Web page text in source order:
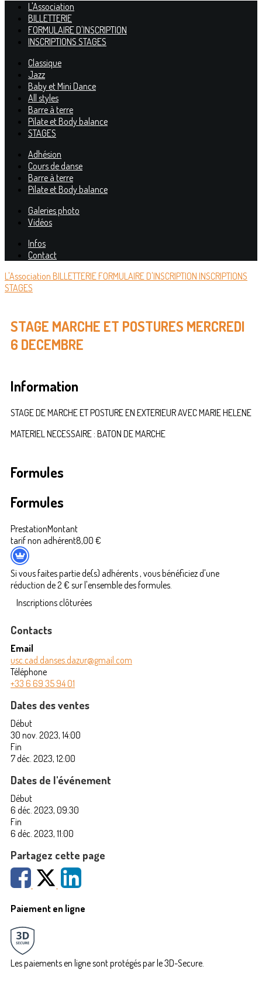
L'Association
BILLETTERIE
FORMULAIRE D'INSCRIPTION
INSCRIPTIONS STAGES
Classique
Jazz
Baby et Mini Dance
All styles
Barre à terre
Pilate et Body balance
STAGES
Adhésion
Cours de danse
Barre à terre
Pilate et Body balance
Galeries photo
Vidéos
Infos
Contact
L'Association BILLETTERIE FORMULAIRE D'INSCRIPTION INSCRIPTIONS
STAGES
STAGE MARCHE ET POSTURES MERCREDI
6 DECEMBRE
Information
STAGE DE MARCHE ET POSTURE EN EXTERIEUR AVEC MARIE HELENE
MATERIEL NECESSAIRE : BATON DE MARCHE
Formules
Formules
PrestationMontant
tarif non adhérent8,00 €
Si vous faites partie de(s) adhérents , vous bénéficiez d'une
réduction de 2 € sur l'ensemble des formules.
Inscriptions clôturées
Contacts
Email
usc.cad.danses.dazur@gmail.com
Téléphone
+33 6 69 35 94 01
Dates des ventes
Début
30 nov. 2023, 14:00
Fin
7 déc. 2023, 12:00
Dates de l'événement
Début
6 déc. 2023, 09:30
Fin
6 déc. 2023, 11:00
Partagez cette page
Paiement en ligne
Les paiements en ligne sont protégés par le 3D-Secure.